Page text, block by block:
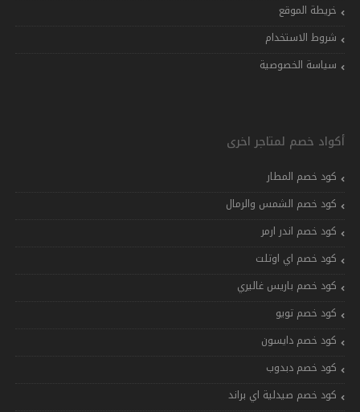
خريطة الموقع
شروط الاستخدام
سياسة الخصوصية
أكواد خصم لمتاجر اخرى
كود خصم المطار
كود خصم الشمس والرمال
كود خصم اندر ارمر
كود خصم اي اوتلت
كود خصم باريس غاليري
كود خصم تويو
كود خصم دايسون
كود خصم دبدوب
كود خصم صيدلية اي براند